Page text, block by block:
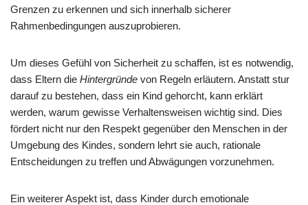
Grenzen zu erkennen und sich innerhalb sicherer
Rahmenbedingungen auszuprobieren.
Um dieses Gefühl von Sicherheit zu schaffen, ist es notwendig,
dass Eltern die Hintergründe von Regeln erläutern. Anstatt stur
darauf zu bestehen, dass ein Kind gehorcht, kann erklärt
werden, warum gewisse Verhaltensweisen wichtig sind. Dies
fördert nicht nur den Respekt gegenüber den Menschen in der
Umgebung des Kindes, sondern lehrt sie auch, rationale
Entscheidungen zu treffen und Abwägungen vorzunehmen.
Ein weiterer Aspekt ist, dass Kinder durch emotionale